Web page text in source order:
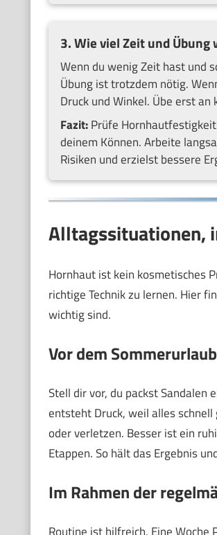
3. Wie viel Zeit und
Wenn du wenig Zeit hast und
Übung ist trotzdem nötig.
Druck und Winkel. Übe erst
Fazit:Prüfe Hornhautfestigkeit
deinem Können. Arbeite
Risiken und erzielst bessere
Alltagssituationen,
Hornhaut ist kein kosmetisches
richtige Technik zu lernen. Hier
wichtig sind.
Vor dem Sommerurlaub
Stell dir vor, du packst Sandalen
entsteht Druck, weil alles
oder verletzen. Besser ist ein
Etappen. So hält das Ergebnis
Im Rahmen der
Routine ist hilfreich. Eine